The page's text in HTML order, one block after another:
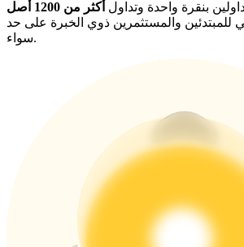
Precious Metals Trading Carnival
Trade Gold & Silver · 33,333 USDT
USDT Flexible Staking | Daily Rewards
New Listing Futures Fest
Trade New Futures, Win 200,000 USDT
بنقرة واحدة وتداول
أكثر من 1200 أصل
للمبتدئين والمستثمرين ذوي الخبرة على حد
سواء.